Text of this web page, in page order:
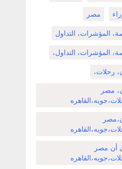
مصر
المؤشرات، التداول
المؤشرات، التداول،
رحلات،
مصر
أن مصر